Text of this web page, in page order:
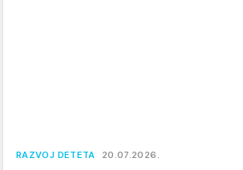
RAZVOJ DETETA 20.07.2026.